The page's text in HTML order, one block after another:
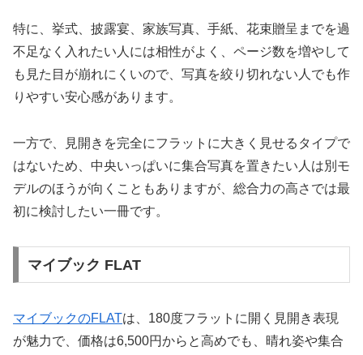
特に、挙式、披露宴、家族写真、手紙、花束贈呈までを過
不足なく入れたい人には相性がよく、ページ数を増やして
も見た目が崩れにくいので、写真を絞り切れない人でも作
りやすい安心感があります。
一方で、見開きを完全にフラットに大きく見せるタイプで
はないため、中央いっぱいに集合写真を置きたい人は別モ
デルのほうが向くこともありますが、総合力の高さでは最
初に検討したい一冊です。
マイブック FLAT
マイブックのFLATは、180度フラットに開く見開き表現
が魅力で、価格は6,500円からと高めでも、晴れ姿や集合